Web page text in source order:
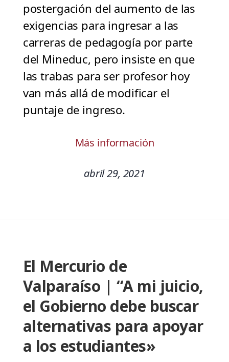
postergación del aumento de las
exigencias para ingresar a las
carreras de pedagogía por parte
del Mineduc, pero insiste en que
las trabas para ser profesor hoy
van más allá de modificar el
puntaje de ingreso.
Más información
abril 29, 2021
El Mercurio de
Valparaíso | “A mi juicio,
el Gobierno debe buscar
alternativas para apoyar
a los estudiantes»